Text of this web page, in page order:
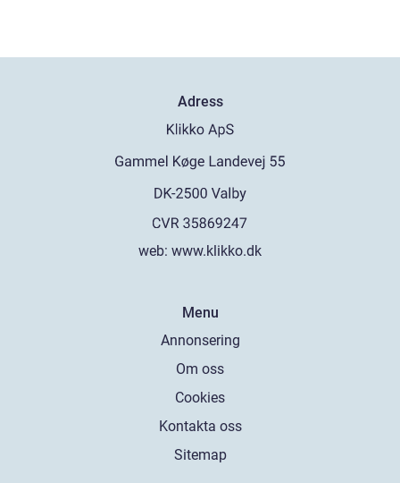
Adress
web: www.klikko.dk
Menu
Annonsering
Om oss
Cookies
Kontakta oss
Sitemap